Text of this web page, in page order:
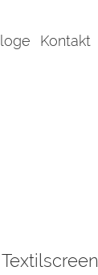
Kontakt
Textilscreen